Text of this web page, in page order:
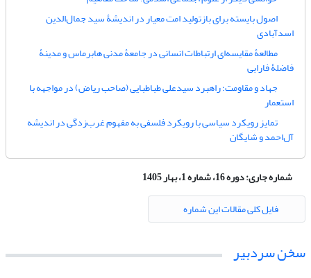
اصول بایسته برای بازتولید امت معیار در اندیشۀ سید جمال‌الدین
اسدآبادی
مطالعۀ مقایسه‌ای ارتباطات انسانی در جامعۀ مدنی هابرماس و مدینۀ
فاضلۀ فارابی
جهاد و مقاومت؛ راهبرد سیدعلی طباطبایی (صاحب ریاض) در مواجهه با
استعمار
تمایز رویکرد سیاسی با رویکرد فلسفی به مفهوم غرب‌زدگی در اندیشه
آل‌احمد و شایگان
شماره جاری:دوره 16، شماره 1، بهار 1405
فایل کلی مقالات این شماره
سخن سردبیر